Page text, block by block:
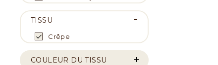
TISSU
Crêpe
COULEUR DU TISSU